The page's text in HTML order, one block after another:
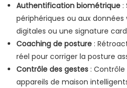
Authentification biométrique :
périphériques ou aux
digitales ou une signature
Coaching de posture :
réel pour corriger la posture
Contrôle des gestes :
appareils de maison